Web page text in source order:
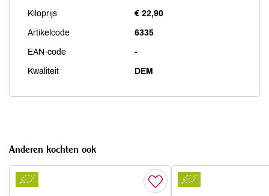
Kiloprijs € 22,90
Artikelcode 6335
EAN-code -
Kwaliteit DEM
Anderen kochten ook